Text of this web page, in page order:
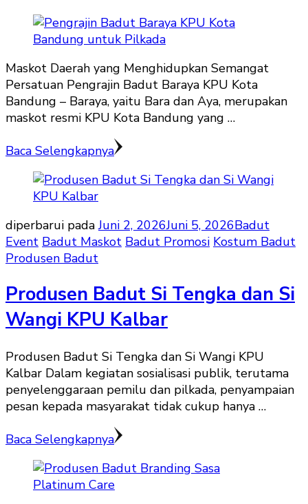
Maskot Daerah yang Menghidupkan Semangat
Persatuan Pengrajin Badut Baraya KPU Kota
Bandung – Baraya, yaitu Bara dan Aya, merupakan
maskot resmi KPU Kota Bandung yang …
Baca Selengkapnya
diperbarui padaJuni 2, 2026Juni 5, 2026Badut
Event Badut Maskot Badut Promosi Kostum Badut
Produsen Badut
Produsen Badut Si Tengka dan Si
Wangi KPU Kalbar
Produsen Badut Si Tengka dan Si Wangi KPU
Kalbar Dalam kegiatan sosialisasi publik, terutama
penyelenggaraan pemilu dan pilkada, penyampaian
pesan kepada masyarakat tidak cukup hanya …
Baca Selengkapnya